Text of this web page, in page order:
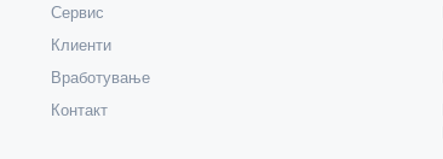
Сервис
Клиенти
Вработување
Контакт